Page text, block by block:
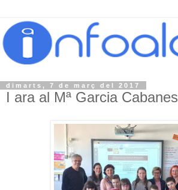
dimarts, 7 de març del 2017
I ara al Mª Garcia Cabanes